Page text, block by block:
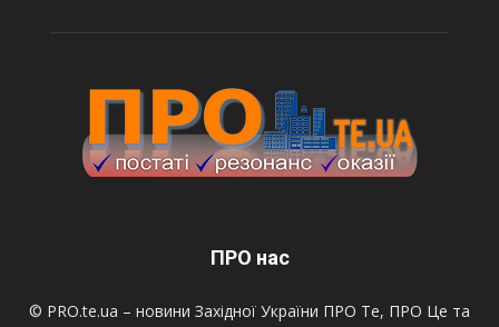
ПРО нас
© PRO.te.ua – новини Західної України ПРО Те, ПРО Це та